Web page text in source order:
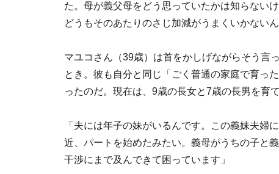
た。母が義父母をどう思っていたかは知らない
どうもそのあたりのさじ加減がうまくいかないん
マユコさん（39歳）は首をかしげながらそう言
とき。彼も自分と同じ「ごく普通の家庭で育っ
ったのだ。現在は、9歳の長女と7歳の長男を育
「夫には年子の妹がいるんです。この義妹夫婦
近、パートを始めたみたい。義母がうちの子と
干渉にまで及んできて困っています」